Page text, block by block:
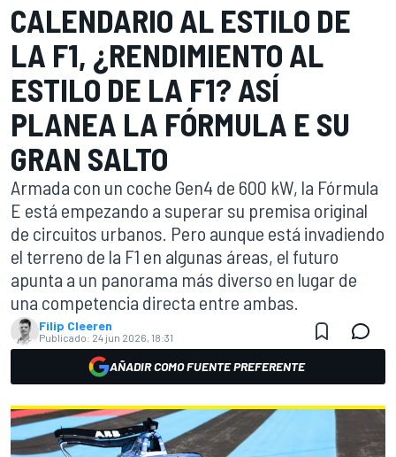
CALENDARIO AL ESTILO DE
LA F1, ¿RENDIMIENTO AL
ESTILO DE LA F1? ASÍ
PLANEA LA FÓRMULA E SU
GRAN SALTO
Armada con un coche Gen4 de 600 kW, la Fórmula
E está empezando a superar su premisa original
de circuitos urbanos. Pero aunque está invadiendo
el terreno de la F1 en algunas áreas, el futuro
apunta a un panorama más diverso en lugar de
una competencia directa entre ambas.
Filip Cleeren
Publicado: 24 jun 2026, 18:31
AÑADIR COMO FUENTE PREFERENTE